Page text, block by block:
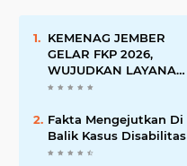
KEMENAG JEMBER
GELAR FKP 2026,
WUJUDKAN LAYANAN
BERSINAR DAN
Fakta Mengejutkan Di
Balik Kasus Disabilitas